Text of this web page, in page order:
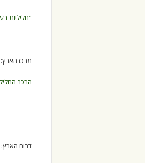
"חליליות
מרכז הארץ:
הרכב
דרום הארץ: